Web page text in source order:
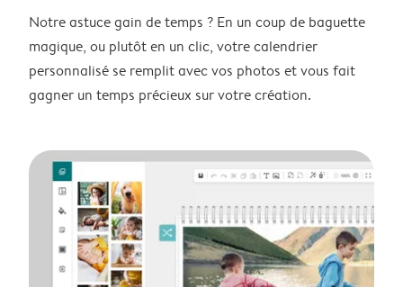
Notre astuce gain de temps ? En un coup de baguette
magique, ou plutôt en un clic, votre calendrier
personnalisé se remplit avec vos photos et vous fait
gagner un temps précieux sur votre création.